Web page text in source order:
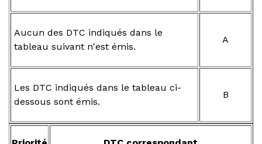
Aucun des DTC indiqués dans le
tableau suivant n'est émis.
A
Les DTC indiqués dans le tableau ci-
dessous sont émis.
B